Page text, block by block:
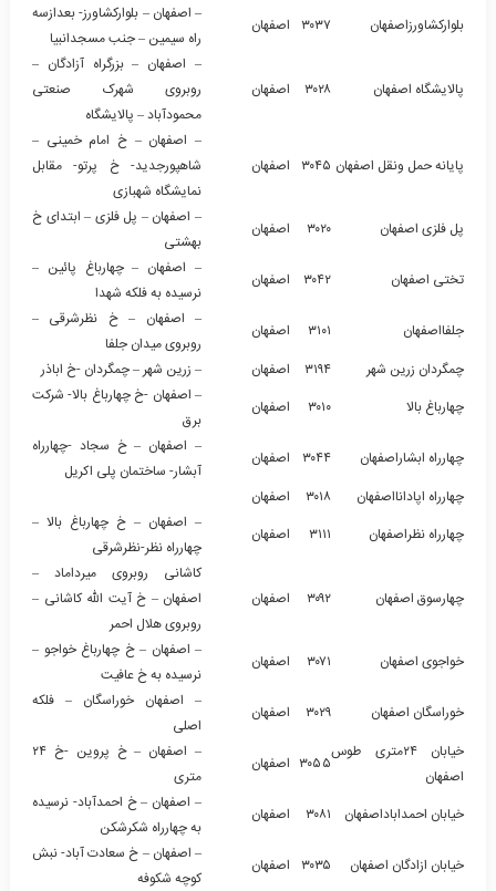
بلوارکشاورزاصفهان
۳۰۳۷ اصفهان
– اصفهان – بلوارکشاورز- بعدازسه
راه سیمین – جنب مسجدانبیا
پالایشگاه اصفهان ۳۰۲۸ اصفهان
– اصفهان – بزرگراه آزادگان –
روبروی شهرک صنعتی
محمودآباد – پالایشگاه
پایانه حمل ونقل اصفهان ۳۰۴۵ اصفهان
– اصفهان – خ امام خمینی –
شاهپورجدید- خ پرتو- مقابل
نمایشگاه شهبازی
پل فلزی اصفهان
۳۰۲۰ اصفهان
– اصفهان – پل فلزی – ابتدای خ
بهشتی
تختی اصفهان
۳۰۴۲ اصفهان
– اصفهان – چهارباغ پائین –
نرسیده به فلکه شهدا
جلفااصفهان
۳۱۰۱ اصفهان
– اصفهان – خ نظرشرقی –
روبروی میدان جلفا
چمگردان زرین شهر
۳۱۹۴ اصفهان
– زرین شهر – چمگردان -خ اباذر
چهارباغ بالا
۳۰۱۰ اصفهان
– اصفهان -خ چهارباغ بالا- شرکت
برق
چهارراه ابشاراصفهان
۳۰۴۴ اصفهان
– اصفهان – خ سجاد -چهارراه
آبشار- ساختمان پلی اکریل
چهارراه اپادانااصفهان
۳۰۱۸
اصفهان
چهارراه نظراصفهان
۳۱۱۱ اصفهان
– اصفهان – خ چهارباغ بالا –
چهارراه نظر-نظرشرقی
چهارسوق اصفهان ۳۰۹۲ اصفهان
کاشانی روبروی میرداماد –
اصفهان – خ آیت الله کاشانی –
روبروی هلال احمر
خواجوی اصفهان
۳۰۷۱ اصفهان
– اصفهان – خ چهارباغ خواجو –
نرسیده به خ عافیت
خوراسگان اصفهان
۳۰۲۹ اصفهان
– اصفهان خوراسگان – فلکه
اصلی
خیابان ۲۴متری طوس
اصفهان
۳۰۵۵ اصفهان
– اصفهان – خ پروین -خ ۲۴
متری
خیابان احمداباداصفهان
۳۰۸۱ اصفهان
– اصفهان – خ احمدآباد- نرسیده
به چهارراه شکرشکن
خیابان ازادگان اصفهان
۳۰۳۵ اصفهان
– اصفهان – خ سعادت آباد- نبش
کوچه شکوفه